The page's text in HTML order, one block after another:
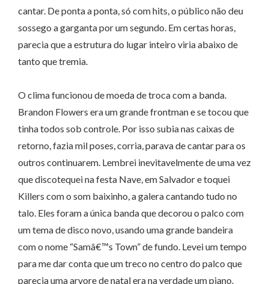
cantar. De ponta a ponta, só com hits, o público não deu
sossego a garganta por um segundo. Em certas horas,
parecia que a estrutura do lugar inteiro viria abaixo de
tanto que tremia.
O clima funcionou de moeda de troca com a banda.
Brandon Flowers era um grande frontman e se tocou que
tinha todos sob controle. Por isso subia nas caixas de
retorno, fazia mil poses, corria, parava de cantar para os
outros continuarem. Lembrei inevitavelmente de uma vez
que discotequei na festa Nave, em Salvador e toquei
Killers com o som baixinho, a galera cantando tudo no
talo. Eles foram a única banda que decorou o palco com
um tema de disco novo, usando uma grande bandeira
com o nome “Samâ€™s Town” de fundo. Levei um tempo
para me dar conta que um treco no centro do palco que
parecia uma arvore de natal era na verdade um piano.